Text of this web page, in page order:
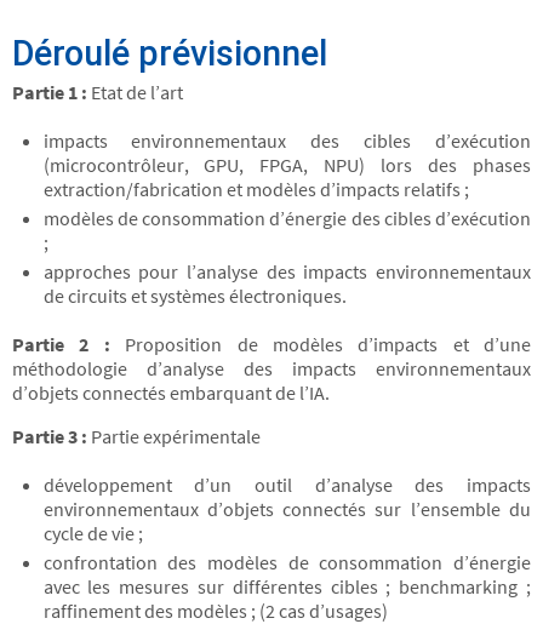
Déroulé prévisionnel
Partie 1 : Etat de l’art
impacts environnementaux des cibles d’exécution
(microcontrôleur, GPU, FPGA, NPU) lors des phases
extraction/fabrication et modèles d’impacts relatifs ;
modèles de consommation d’énergie des cibles d’exécution
;
approches pour l’analyse des impacts environnementaux
de circuits et systèmes électroniques.
Partie 2 : Proposition de modèles d’impacts et d’une
méthodologie d’analyse des impacts environnementaux
d’objets connectés embarquant de l’IA.
Partie 3 : Partie expérimentale
développement d’un outil d’analyse des impacts
environnementaux d’objets connectés sur l’ensemble du
cycle de vie ;
confrontation des modèles de consommation d’énergie
avec les mesures sur différentes cibles ; benchmarking ;
raffinement des modèles ; (2 cas d’usages)